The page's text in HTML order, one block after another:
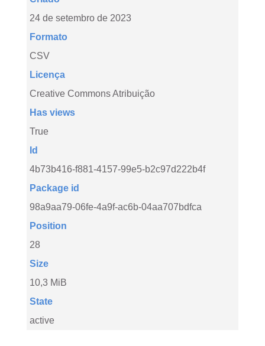
24 de setembro de 2023
Formato
CSV
Licença
Creative Commons Atribuição
Has views
True
Id
4b73b416-f881-4157-99e5-b2c97d222b4f
Package id
98a9aa79-06fe-4a9f-ac6b-04aa707bdfca
Position
28
Size
10,3 MiB
State
active